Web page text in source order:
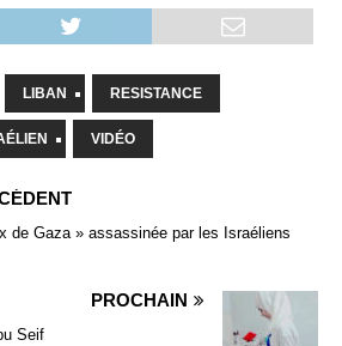
LIBAN RESISTANCE
VIDÉO
de Gaza » assassinée par les Israéliens
PROCHAIN
Seif